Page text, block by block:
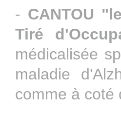
- CANTOU
Tiré
médicalisée
maladie
comme à coté